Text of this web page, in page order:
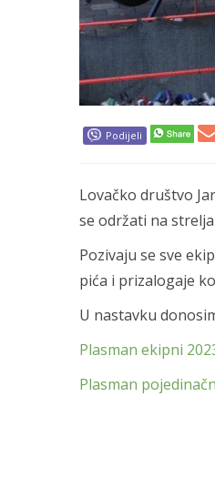
Podijeli
Lovačko društvo
se održati na
Pozivaju se sve
pića i prizalogaje
U nastavku
Plasman ekipni
Plasman